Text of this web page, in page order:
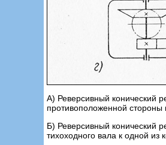
А) Реверсивный конический
противоположенной стороны
Б) Реверсивный конический
тихоходного вала к одной из